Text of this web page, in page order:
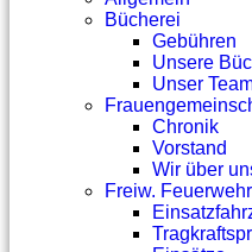
Bücherei
Gebühren
Unsere
Unser
Chronik
Vorstand
Wir über
Freiw. Feuerwehr